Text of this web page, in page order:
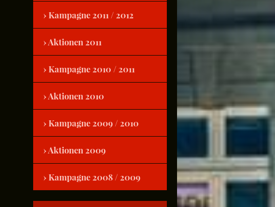
Kampagne 2011 / 2012
Aktionen 2011
Kampagne 2010 / 2011
Aktionen 2010
Kampagne 2009 / 2010
Aktionen 2009
Kampagne 2008 / 2009